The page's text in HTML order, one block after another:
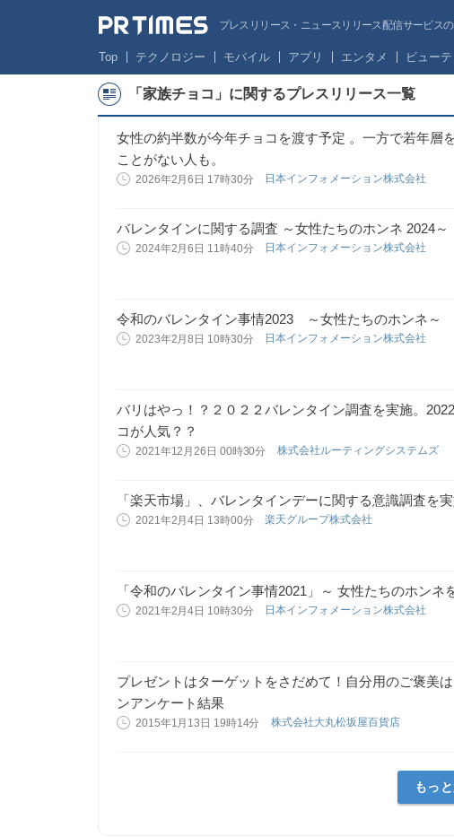
プレスリリース・ニュースリリース配信サービス
Top テクノロジー モバイル アプリ エンタメ ビュー
「家族チョコ」に関するプレスリリース一覧
女性の約半数が今年チョコを渡す予定 。一方で若年層
ことがない人も。
2026年2月6日 17時30分 日本インフォメーション株式会社
バレンタインに関する調査 ～女性たちのホンネ 2024～
2024年2月6日 11時40分 日本インフォメーション株式会社
令和のバレンタイン事情2023 ～女性たちのホンネ～
2023年2月8日 10時30分 日本インフォメーション株式会社
バリはやっ！？２０２２バレンタイン調査を実施。
コが人気？？
2021年12月26日 00時30分 株式会社ルーティングシステムズ
「楽天市場」、バレンタインデーに関する意識調査を
2021年2月4日 13時00分 楽天グループ株式会社
「令和のバレンタイン事情2021」～ 女性たちのホンネ
2021年2月4日 10時30分 日本インフォメーション株式会社
プレゼントはターゲットをさだめて！自分用のご褒美
ンアンケート結果
2015年1月13日 19時14分 株式会社大丸松坂屋百貨店
もっ